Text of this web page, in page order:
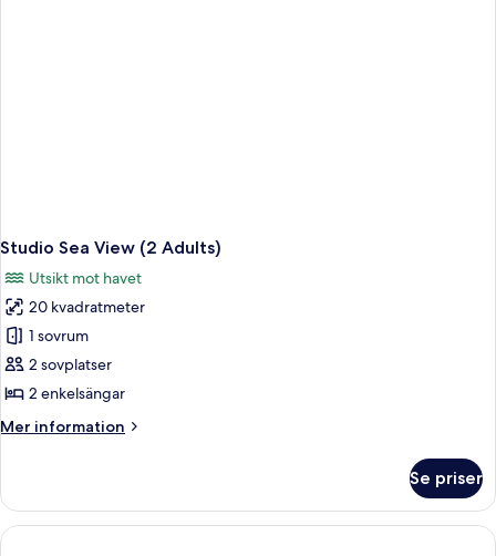
Studio Sea View (2 Adults)
Utsikt mot havet
20 kvadratmeter
1 sovrum
2 sovplatser
2 enkelsängar
Mer information
Mer
Sea
View
(2
Se priser